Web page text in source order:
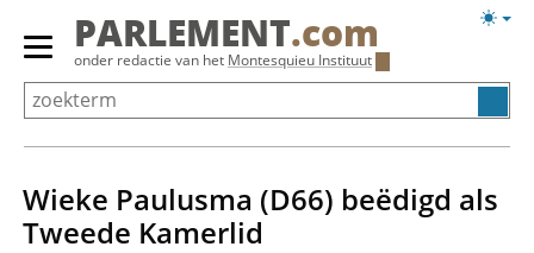
Overslaan
Primair
menu
tonen/verbergen
PARLEMENT.com
onder redactie van het Montesquieu Instituut
Wieke Paulusma (D66) beëdigd als
Tweede Kamerlid